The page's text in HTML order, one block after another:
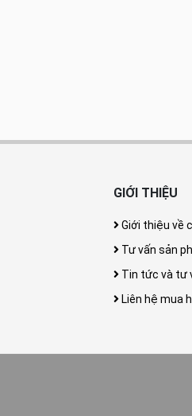
GIỚI THIỆU
Giới thiệu về
Tư vấn sản
Tin tức và tư
Liên hệ mua